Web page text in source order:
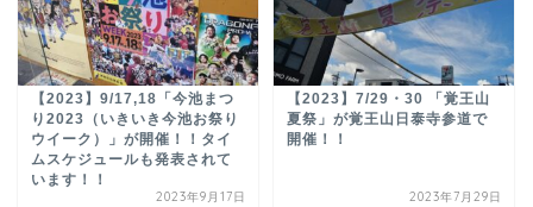
【2023】9/17,18「今池まつ
り2023（いきいき今池お祭り
ウイーク）」が開催！！タイ
ムスケジュールも発表されて
います！！
2023年9月17日
【2023】7/29・30 「覚王山
夏祭」が覚王山日泰寺参道で
開催！！
2023年7月29日